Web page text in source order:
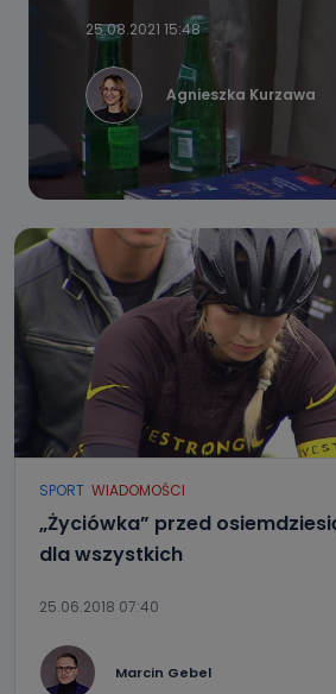
25.08.2021 15:48
Agnieszka Kurzawa
SPORT WIADOMOŚCI
„Życiówka” przed
dla wszystkich
25.06.2018 07:40
Marcin Gebel